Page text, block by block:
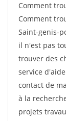
Comment
Comment
Saint-genis-
il n'est pas
trouver des
service
contact de
à la
projets